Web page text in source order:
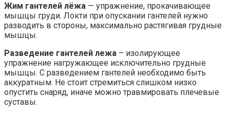
Жим гантелей лёжа — упражнение, прокачивающее
мышцы груди. Локти при опускании гантелей нужно
разводить в стороны, максимально растягивая грудные
мышцы.
Разведение гантелей лежа – изолирующее
упражнение нагружающее исключительно грудные
мышцы. С разведением гантелей необходимо быть
аккуратным. Не стоит стремиться слишком низко
опустить снаряд, иначе можно травмировать плечевые
суставы.